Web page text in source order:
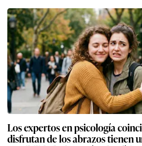
Los expertos en psicología
disfrutan de los abrazos tienen